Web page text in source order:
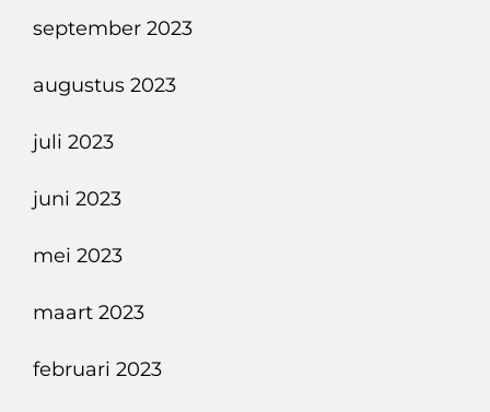
september 2023
augustus 2023
juli 2023
juni 2023
mei 2023
maart 2023
februari 2023